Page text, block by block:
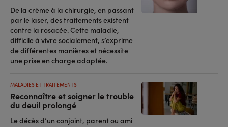
De la crème à la chirurgie, en passant
par le laser, des traitements existent
contre la rosacée. Cette maladie,
difficile à vivre socialement, s’exprime
de différentes manières et nécessite
une prise en charge adaptée.
Reconnaître et soigner le trouble
du deuil prolongé
MALADIES ET TRAITEMENTS
Le décès d’un conjoint, parent ou ami